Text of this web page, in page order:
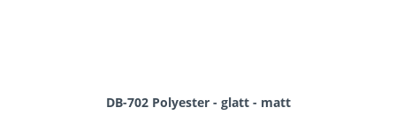
DB-702 Polyester - glatt - matt